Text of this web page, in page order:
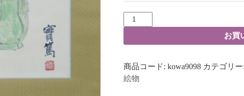
お買
商品コード: kowa9098 カテゴリー:
絵物